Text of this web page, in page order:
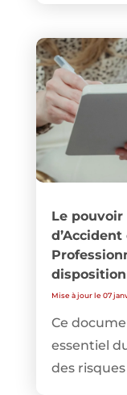
Le pouvoir
disposition
Mise à jour le 07
Ce
essentiel
des